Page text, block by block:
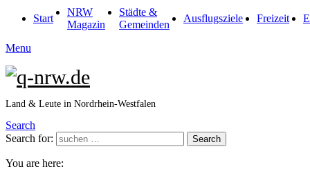
Start
NRW
Magazin
Städte &
Gemeinden
Ausflugsziele Freizeit
Menu
Land & Leute in Nordrhein-Westfalen
Search
Search for:
Search
You are here: